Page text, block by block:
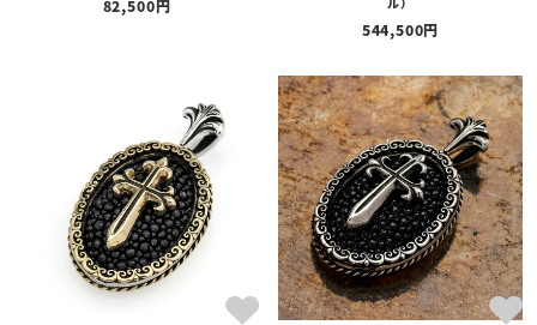
82,500
544,500